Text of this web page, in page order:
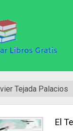
Tejada Palacios
El